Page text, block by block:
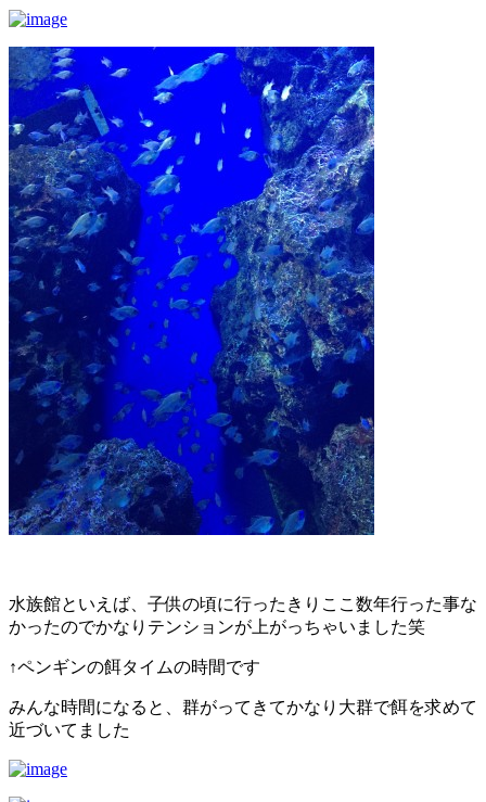
水族館といえば、子供の頃に行ったきりここ数年行った事な
かったのでかなりテンションが上がっちゃいました笑
↑ペンギンの餌タイムの時間です
みんな時間になると、群がってきてかなり大群で餌を求めて
近づいてました